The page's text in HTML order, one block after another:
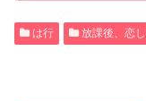
は行 放課後、恋し